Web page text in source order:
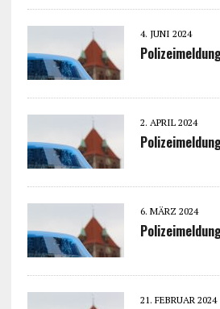
4. JUNI 2024
2. APRIL 2024
6. MÄRZ 2024
21. FEBRUAR 2024